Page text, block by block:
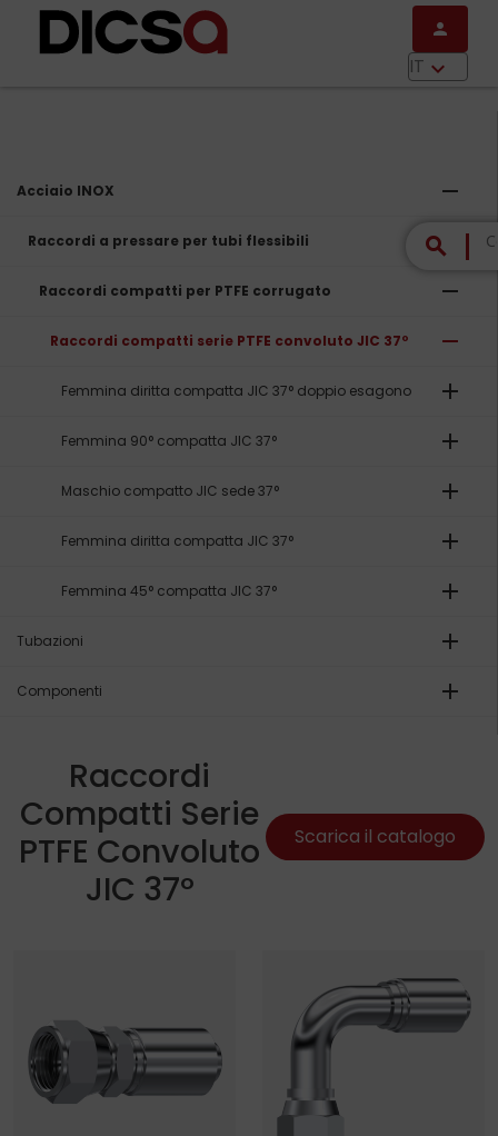
Salta al contenuto principale
person
IT keyboard_arrow_down
search
Acciaio INOX remove
Raccordi a pressare per tubi flessibili remove
Raccordi compatti per PTFE corrugato remove
Raccordi compatti serie PTFE convoluto JIC 37º remove
Femmina diritta compatta JIC 37° doppio esagono add
Femmina 90° compatta JIC 37° add
Maschio compatto JIC sede 37° add
Femmina diritta compatta JIC 37° add
Femmina 45° compatta JIC 37° add
Tubazioni add
Componenti add
Raccordi
Compatti Serie
PTFE Convoluto
JIC 37º
Scarica il catalogo